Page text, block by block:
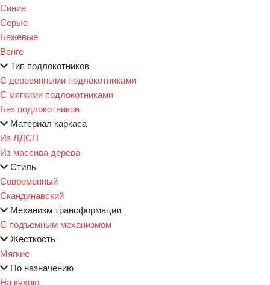
Синие
Серые
Бежевые
Венге
Тип подлокотников
С деревянными подлокотниками
С мягкими подлокотниками
Без подлокотников
Материал каркаса
Из ЛДСП
Из массива дерева
Стиль
Современный
Скандинавский
Механизм трансформации
С подъемным механизмом
Жесткость
Мягкие
По назначению
На кухню